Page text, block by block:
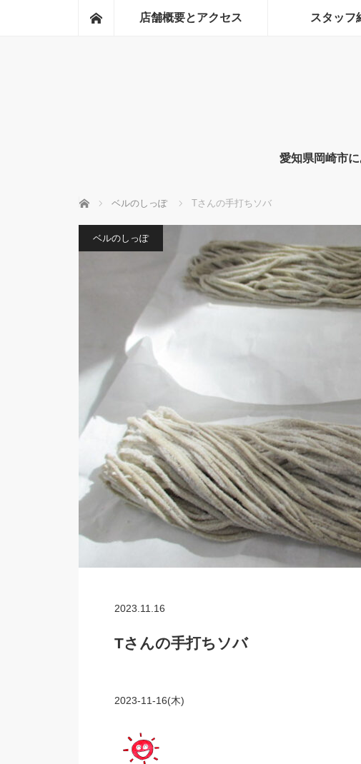
ホーム店舗概要とアクセス スタッフ
愛知県岡崎市
ホーム ベルのしっぽ Tさんの手打ちソバ
ベルのしっぽ
2023.11.16
Tさんの手打ちソバ
2023-11-16(木)